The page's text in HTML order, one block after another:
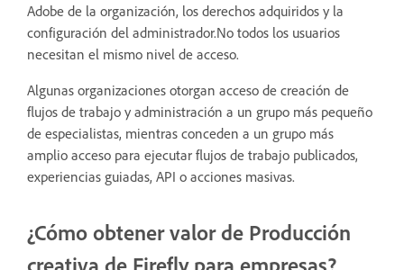
Adobe de la organización, los derechos adquiridos y la
configuración del administrador.No todos los usuarios
necesitan el mismo nivel de acceso.
Algunas organizaciones otorgan acceso de creación de
flujos de trabajo y administración a un grupo más pequeño
de especialistas, mientras conceden a un grupo más
amplio acceso para ejecutar flujos de trabajo publicados,
experiencias guiadas, API o acciones masivas.
¿Cómo obtener valor de Producción